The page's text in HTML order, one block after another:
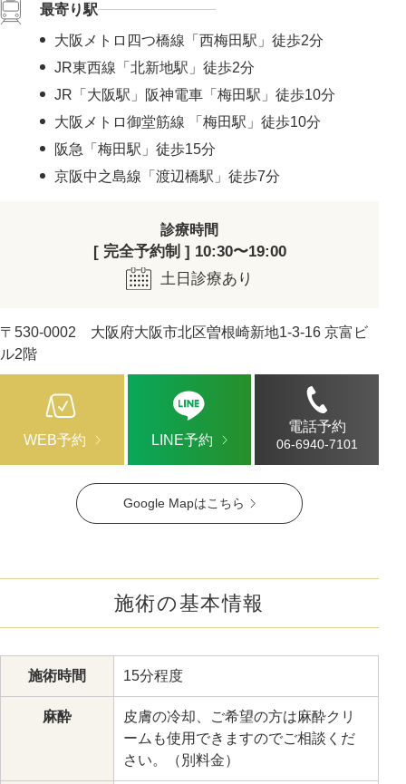
Google Mapはこちら
最寄り駅
大阪メトロ四つ橋線「西梅田駅」徒歩2分
JR東西線「北新地駅」徒歩2分
JR「大阪駅」阪神電車「梅田駅」徒歩10分
大阪メトロ御堂筋線 「梅田駅」徒歩10分
阪急「梅田駅」徒歩15分
京阪中之島線「渡辺橋駅」徒歩7分
診療時間
[ 完全予約制 ] 10:30〜19:00
土日診療あり
〒530-0002 大阪府大阪市北区曽根崎新地1-3-16 京富ビ
ル2階
WEB予約 LINE予約
電話予約
06-6940-7101
施術の基本情報
施術時間 15分程度
麻酔
皮膚の冷却、ご希望の方は麻酔クリ
ームも使用できますのでご相談くだ
さい。（別料金）